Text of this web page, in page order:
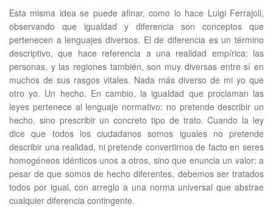
Esta misma idea se puede afinar, como lo hace Luigi Ferrajoli,
observando que igualdad y diferencia son conceptos que
pertenecen a lenguajes diversos. El de diferencia es un término
descriptivo, que hace referencia a una realidad empírica: las
personas, y las regiones también, son muy diversas entre sí en
muchos de sus rasgos vitales. Nada más diverso de mi yo que
otro yo. Un hecho. En cambio, la igualdad que proclaman las
leyes pertenece al lenguaje normativo: no pretende describir un
hecho, sino prescribir un concreto tipo de trato. Cuando la ley
dice que todos los ciudadanos somos iguales no pretende
describir una realidad, ni pretende convertirnos de facto en seres
homogéneos idénticos unos a otros, sino que enuncia un valor: a
pesar de que somos de hecho diferentes, debemos ser tratados
todos por igual, con arreglo a una norma universal que abstrae
cualquier diferencia contingente.